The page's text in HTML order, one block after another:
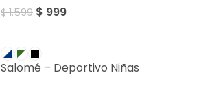
$1.599 $ 999
Salomé – Deportivo Niñas